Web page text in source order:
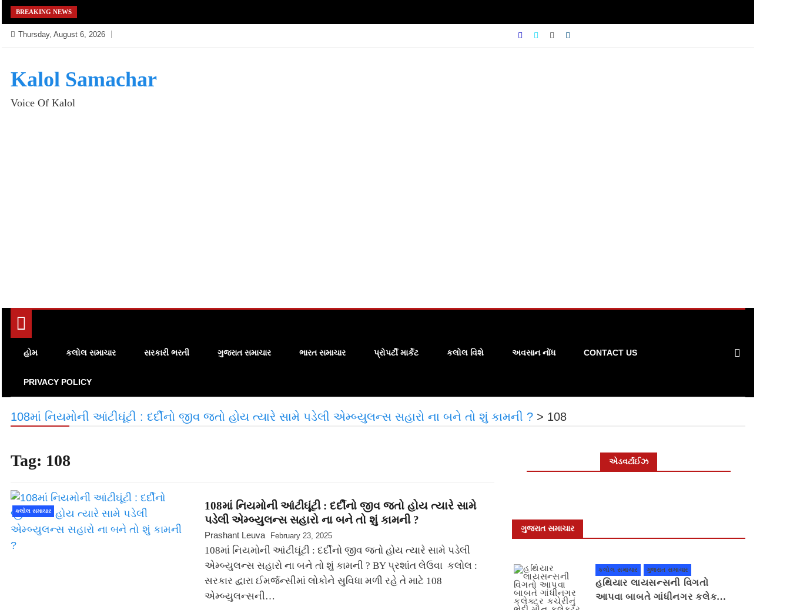
Skip
to
content
BREAKING NEWS
Thursday, August 6, 2026
Kalol Samachar
Voice Of Kalol
હોમ કલોલ સમાચાર સરકારી ભરતી ગુજરાત સમાચાર ભારત સમાચાર પ્રોપર્ટી માર્કેટ કલોલ વિશે અવસાન નોંધ CONTACT US
PRIVACY POLICY
108માં નિયમોની આંટીઘૂંટી : દર્દીનો જીવ જતો હોય ત્યારે સામે પડેલી એમ્બ્યુલન્સ સહારો ના બને તો શું કામની ? > 108
Tag: 108
કલોલ સમાચાર
108માં નિયમોની આંટીઘૂંટી : દર્દીનો જીવ જતો હોય ત્યારે સામે
પડેલી એમ્બ્યુલન્સ સહારો ના બને તો શું કામની ?
Prashant Leuva February 23, 2025
108માં નિયમોની આંટીઘૂંટી : દર્દીનો જીવ જતો હોય ત્યારે સામે પડેલી
એમ્બ્યુલન્સ સહારો ના બને તો શું કામની ? BY પ્રશાંત લેઉવા કલોલ :
સરકાર દ્વારા ઈમર્જન્સીમાં લોકોને સુવિધા મળી રહે તે માટે 108
એમ્બ્યુલન્સની…
એડવર્ટાઈઝ
ગુજરાત સમાચાર
કલોલ સમાચાર ગુજરાત સમાચાર
હથિયાર લાયસન્સની વિગતો
આપવા બાબતે ગાંધીનગર કલેક્ટર